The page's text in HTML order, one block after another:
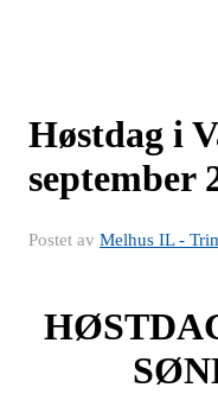
Høstdag i
september
Postet av Melhus IL -